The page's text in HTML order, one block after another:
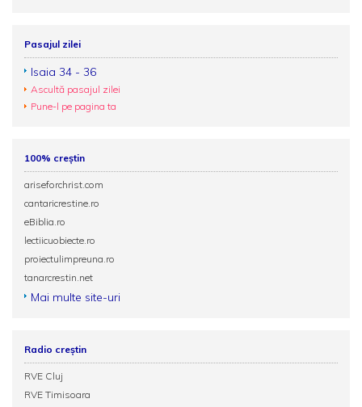
Pasajul zilei
Isaia 34 - 36
Ascultă pasajul zilei
Pune-l pe pagina ta
100% creștin
ariseforchrist.com
cantaricrestine.ro
eBiblia.ro
lectiicuobiecte.ro
proiectulimpreuna.ro
tanarcrestin.net
Mai multe site-uri
Radio creștin
RVE Cluj
RVE Timisoara